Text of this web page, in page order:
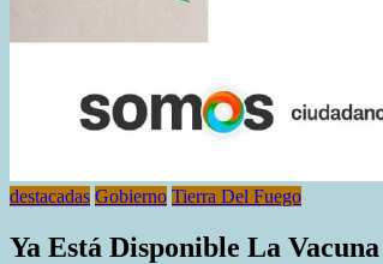
destacadas Gobierno Tierra Del Fuego
Ya Está Disponible La